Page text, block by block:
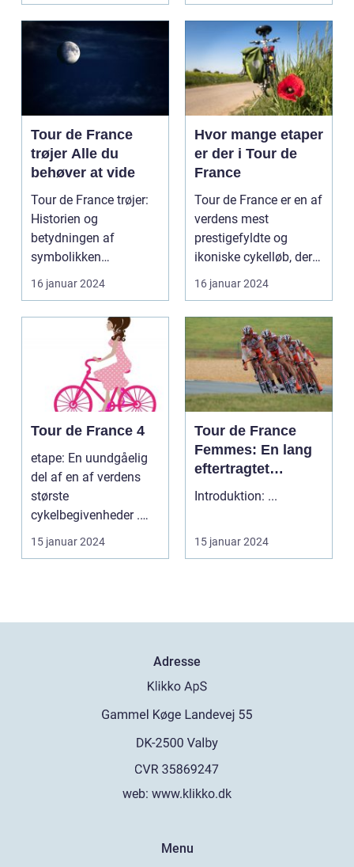
Tour de France
trøjer Alle du
behøver at vide
Tour de France trøjer:
Historien og
betydningen af
symbolikken
Introduktion til Tour de
16 januar 2024
Hvor mange etaper
er der i Tour de
France
Tour de France er en af
verdens mest
prestigefyldte og
ikoniske cykelløb, der
afholdes hvert år i ju...
16 januar 2024
Tour de France 4
etape: En uundgåelig
del af en af verdens
største
cykelbegivenheder .
etape: En uundgåelig
15 januar 2024
Tour de France
Femmes: En lang
eftertragtet
kvindelig udgave
Introduktion: ...
15 januar 2024
Adresse
web: www.klikko.dk
Menu